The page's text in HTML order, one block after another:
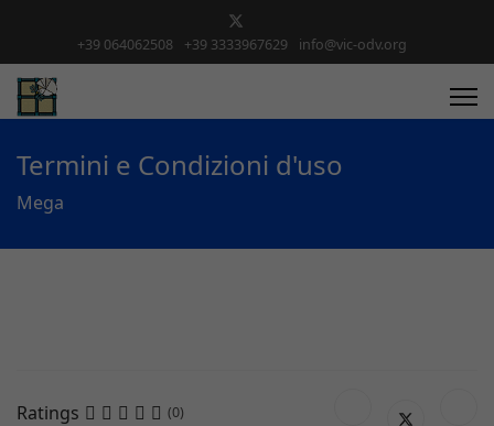
+39 064062508 +39 3333967629 info@vic-odv.org
Termini e Condizioni d'uso
Mega
Ratings (0)